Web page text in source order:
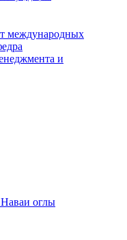
международных
и
оглы